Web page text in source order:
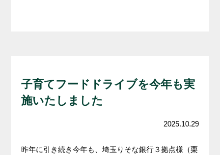
子育てフードドライブを今年も実
施いたしました
2025.10.29
昨年に引き続き今年も、埼玉りそな銀行３拠点様（栗